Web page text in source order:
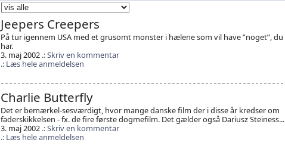
Jeepers Creepers
På tur igennem USA med et grusomt monster i hælene som vil have ”noget”, du
har.
3. maj 2002
Skriv en kommentar
Læs hele anmeldelsen
Charlie Butterfly
Det er bemærkel-sesværdigt, hvor mange danske film der i disse år kredser om
faderskikkelsen - fx. de fire første dogmefilm. Det gælder også Dariusz Steiness...
3. maj 2002
Skriv en kommentar
Læs hele anmeldelsen